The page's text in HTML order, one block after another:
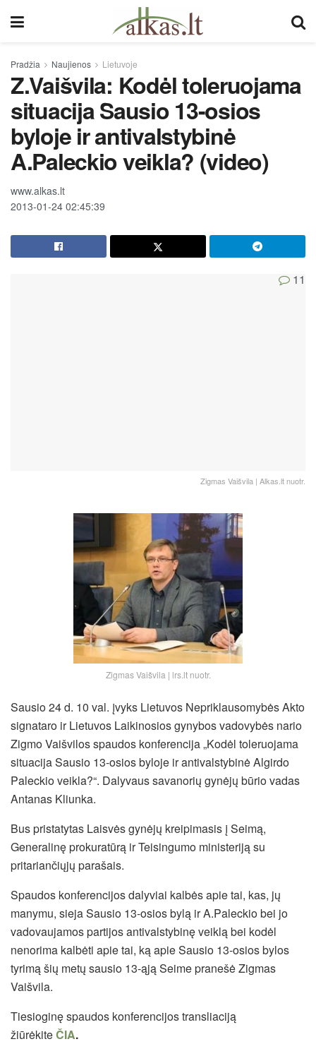
Pradžia Naujienos Lietuvoje
Z.Vaišvila: Kodėl toleruojama
situacija Sausio 13-osios
byloje ir antivalstybinė
A.Paleckio veikla? (video)
www.alkas.lt
2013-01-24 02:45:39
11
Zigmas Vaišvila | Alkas.lt nuotr.
Zigmas Vaišvila | lrs.lt nuotr.
Sausio 24 d. 10 val. įvyks Lietuvos Nepriklausomybės Akto
signataro ir Lietuvos Laikinosios gynybos vadovybės nario
Zigmo Vaišvilos spaudos konferencija „Kodėl toleruojama
situacija Sausio 13-osios byloje ir antivalstybinė Algirdo
Paleckio veikla?“. Dalyvaus savanorių gynėjų būrio vadas
Antanas Kliunka.
Bus pristatytas Laisvės gynėjų kreipimasis į Seimą,
Generalinę prokuratūrą ir Teisingumo ministeriją su
pritariančiųjų parašais.
Spaudos konferencijos dalyviai kalbės apie tai, kas, jų
manymu, sieja Sausio 13-osios bylą ir A.Paleckio bei jo
vadovaujamos partijos antivalstybinę veikląbei kodėl
nenorima kalbėti apie tai, ką apie Sausio 13-osios bylos
tyrimą šių metų sausio 13-ąją Seime pranešė Zigmas
Vaišvila.
Tiesioginę spaudos konferencijos transliaciją
žiūrėkiteČIA.